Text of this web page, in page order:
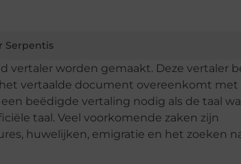
Serpentis
vertaler worden gemaakt. Deze vertaler
vertaalde document overeenkomt met
beëdigde vertaling nodig als de taal
taal. Veel voorkomende zaken zijn
huwelijken, emigratie en het zoeken